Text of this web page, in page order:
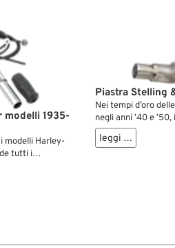
1935-
modelli Harley-
tutti i
a forcella
Piastra Stelling
Nei tempi d’oro
negli anni ’40 e
piastre forcella in
non plus ultra.
strette che larghe
leggi …